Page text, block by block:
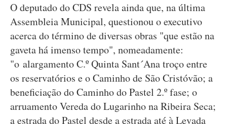
O deputado do CDS revela ainda que, na última
Assembleia Municipal, questionou o executivo
acerca do término de diversas obras "que estão na
gaveta há imenso tempo", nomeadamente:
"o alargamento C.º Quinta Sant´Ana troço entre
os reservatórios e o Caminho de São Cristóvão; a
beneficiação do Caminho do Pastel 2.º fase; o
arruamento Vereda do Lugarinho na Ribeira Seca;
a estrada do Pastel desde a estrada até à Levada